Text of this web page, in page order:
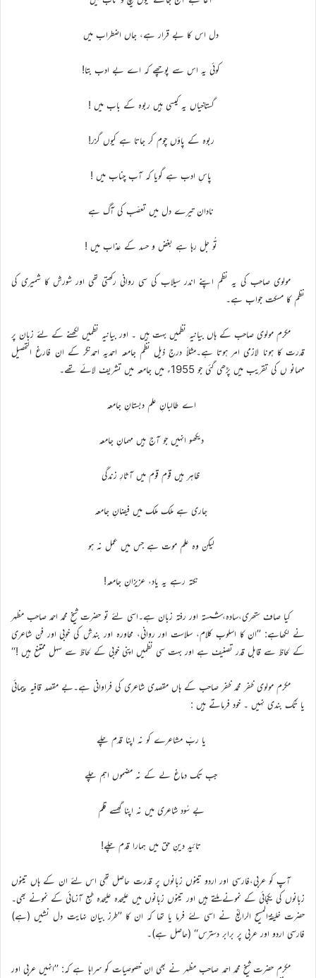
دل اس کا بے قرار ہے، جاں اضطراب میں
کوئی یہ اس سے پوچھے کہ اے بے ادب بتا!
گستاخیاں یہ کیسی ہیں ربوہ کے باب میں !
ربوہ کے پاؤں چوم کر جاتا ہے کیوں گزر!
پاسِ ادب ہے گویا کہ آب چناب میں !
نادان تیرے دل میں تعصّب کی آگ ہے
تُو جل رہا ہے بغض و حسد کے عذاب میں !
مولوی صاحب کی یہ نظم اپنے اندر سیلاب کی سی روانی رکھتی تھی اور شورش کا شمیری کی
نظم کا مسکت جواب ہے۔
مکرم مولوی صاحب کے ہاں بیانیہ نظمیں بہت ہیں ۔ اور بیانیہ نظمیں لکھنے کے لئے زبان پر
قدرت کا ہونا لازمی امر ہوتا ہے۔مثلاً درج ذیل نظم جامعہ احمدیہ احمدنگر کے ان فارغ التحصیل
مہمانو ں کی تقریب میں پڑھی گئی جو 1955ء میں جامعہ میں تشریف لائے تھے۔
اے طالبانِ علم دبستانِ جامعہ
دیکھو انہیں جو آج ہیں مہمانِ جامعہ
ظاہر ہیں قوم قوم میں آثارِ زندگی
جاری ہے ملک ملک میں فیضانِ جامعہ
لیکن وہ علم موت ہے جس میں عمل نہ ہو
نکتہ رہے یہ یاد، عزیزانِ جامعہ!
کیا صاف ستھری،سادہ،شستہ اور رفتہ زبان ہے۔اسی لئے تو حضرت شیخ محمد احمد صاحب مظہر
نے لکھاہے: ’’ان کا اسلوب کلام، سلاست اور روانی، محاورہ اور بندش کی خوبی اور فن شاعری
کے لحاظ سے قابل قدر تصنیف ہے اور بہت سی نظمیں اپنی خوبی کے لحاظ سے سہل ممتنع ہیں !‘‘
مکرم مولوی ظفر محمد ظفر صاحب کے ہاں مقصدی شاعری کی فراوانی ہے۔بے مقصد قافیہ پیمائی
یا تُک بندی نہیں ۔ خود فرماتے ہیں :
یا ربّ مشاعرے کو نہ اپنا قدم چلے
جب تک دماغ لے کے نہ مضموں اہم چلے
بے سُود شاعری میں نہ اپنا گھِسے قلم
تائیدِ دینِ حق میں ہمارا قدم چلے!
آپ کو عربی،فارسی اور اردو تینوں زبانوں پر قدرت حاصل تھی اس لئے ان کے ہاں تینوں
زبانوں کی یکجائی کے نمونے ملتے ہیں اور تینوں زبانوں میں علیحدہ علیحدہ طبع آزمائی کے نمونے بھی۔
حضرت خلیفۃالمسیح الرابعؒ نے اسی لئے فرما یا تھا کہ ان کا ’’طرز بیان نہایت دل نشیں (ہے)
فارسی اردو اور عربی پر برابر دسترس‘‘ (حاصل ہے)۔
مکرم حضرت شیخ محمد احمد صاحب مظہر نے بھی ان خصوصیات کو سراہا ہے کہ: ’’انہیں عربی اور